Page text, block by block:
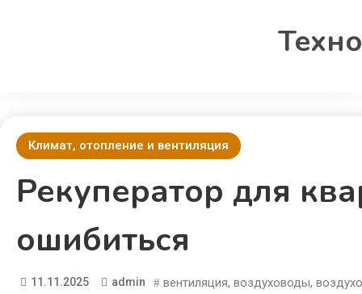
Климат, отопление и вентиляция
Рекуператор для
ошибиться
11.11.2025 admin вентиляция, воздуховоды,